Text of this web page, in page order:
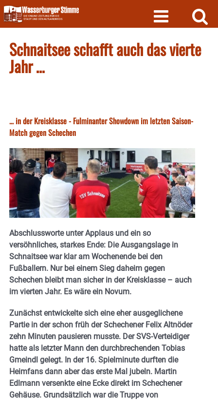
Skip
to
content
Schnaitsee schafft auch das vierte
Jahr …
... in der Kreisklasse - Fulminanter Showdown im letzten Saison-
Match gegen Schechen
Abschlussworte unter Applaus und ein so
versöhnliches, starkes Ende: Die Ausgangslage in
Schnaitsee war klar am Wochenende bei den
Fußballern. Nur bei einem Sieg daheim gegen
Schechen bleibt man sicher in der Kreisklasse – auch
im vierten Jahr. Es wäre ein Novum.
Zunächst entwickelte sich eine eher ausgeglichene
Partie in der schon früh der Schechener Felix Altnöder
zehn Minuten pausieren musste. Der SVS-Verteidiger
hatte als letzter Mann den durchbrechenden Tobias
Gmeindl gelegt. In der 16. Spielminute durften die
Heimfans dann aber das erste Mal jubeln. Martin
Edlmann versenkte eine Ecke direkt im Schechener
Gehäuse. Grundsätzlich war die Truppe von